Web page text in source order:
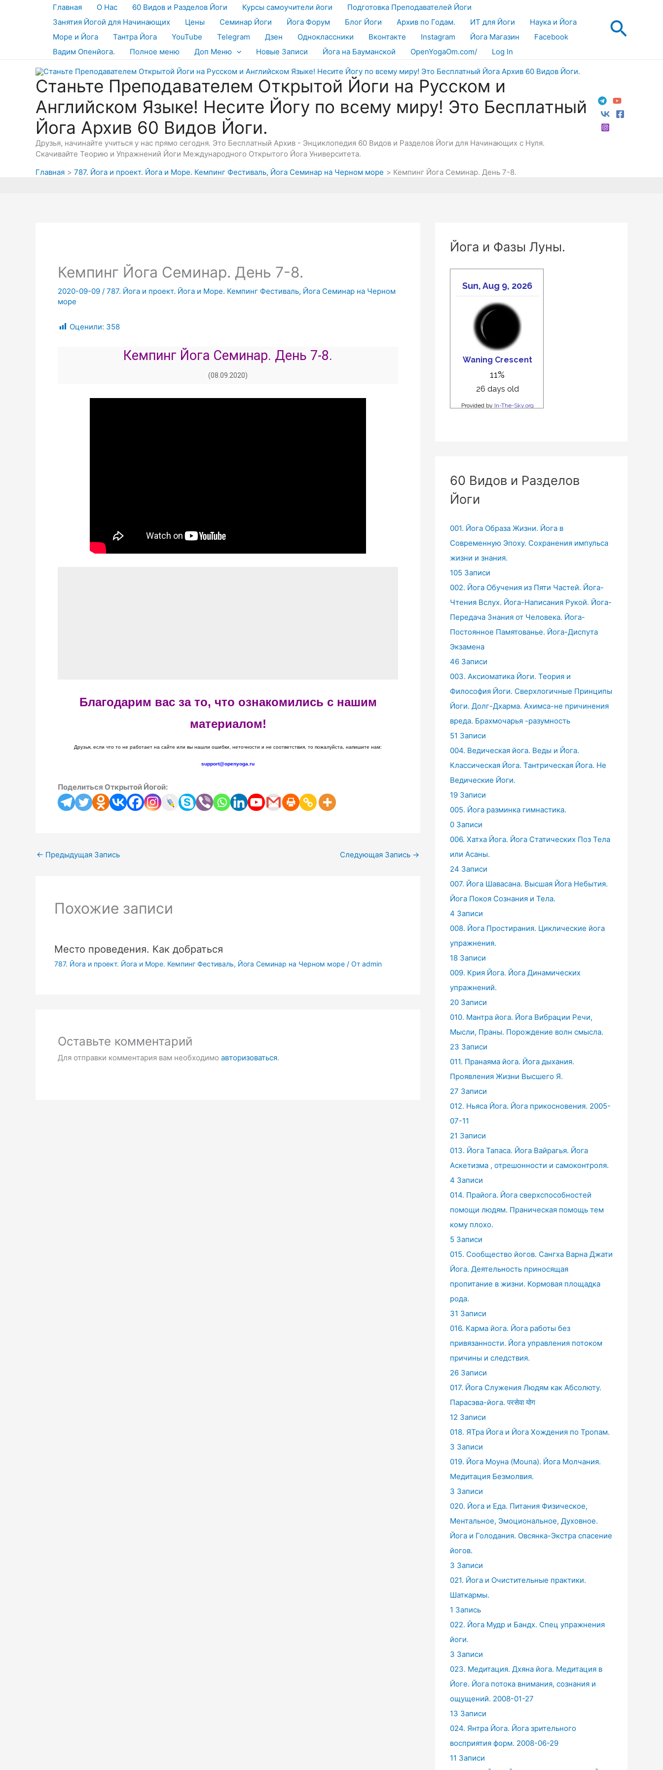
Главная О Нас 60 Видов и Разделов Йоги Курсы самоучители йоги
Подготовка Преподавателей Йоги
Занятия Йогой для Начинающих
Цены Семинар Йоги Йога Форум Блог Йоги Архив по Годам. ИТ для Йоги
Наука и Йога
Море и Йога
Тантра Йога YouTube Telegram Дзен Одноклассники Вконтакте Instagram Йога Магазин
Facebook
Вадим Опенйога.
Полное меню Доп Меню Новые Записи Йога на Бауманской OpenYogaOm.com/ Log In
Станьте Преподавателем Открытой Йоги на Русском и
Английском Языке! Несите Йогу по всему миру! Это Бесплатный
Йога Архив 60 Видов Йоги.
Друзья, начинайте учиться у нас прямо сегодня. Это Бесплатный Архив - Энциклопедия 60 Видов и Разделов Йоги для Начинающих с Нуля.
Скачивайте Теорию и Упражнений Йоги Международного Открытого Йога Университета.
Главная
787. Йога и проект. Йога и Море. Кемпинг Фестиваль, Йога Семинар на Черном море Кемпинг Йога Семинар. День 7-8.
Кемпинг Йога Семинар. День 7-8.
2020-09-09 / 787. Йога и проект. Йога и Море. Кемпинг Фестиваль, Йога Семинар на Черном
море
Оценили: 358
Кемпинг Йога Семинар. День 7-8.
(08.09.2020)
Благодарим вас за то, что ознакомились с нашим
материалом!
Друзья, если что то не работает на сайте или вы нашли ошибки, неточности и не соответствия, то пожалуйста, напишите нам:
support@openyoga.ru
Поделиться Открытой Йогой:
← Предыдущая Запись Следующая Запись →
Похожие записи
Место проведения. Как добраться
787. Йога и проект. Йога и Море. Кемпинг Фестиваль, Йога Семинар на Черном море/ От admin
Оставьте комментарий
Для отправки комментария вам необходимо авторизоваться.
Йога и Фазы Луны.
60 Видов и Разделов
Йоги
001. Йога Образа Жизни. Йога в
Современную Эпоху. Сохранения импульса
жизни и знания.
105 Записи
002. Йога Обучения из Пяти Частей. Йога-
Чтения Вслух. Йога-Написания Рукой. Йога-
Передача Знания от Человека. Йога-
Постоянное Памятованье. Йога-Диспута
Экзамена
46 Записи
003. Аксиоматика Йоги. Теория и
Философия Йоги. Сверхлогичные Принципы
Йоги. Долг-Дхарма. Ахимса-не причинения
вреда. Брахмочарья -разумность
51 Записи
004. Ведическая йога. Веды и Йога.
Классическая Йога. Тантрическая Йога. Не
Ведические Йоги.
19 Записи
005. Йога разминка гимнастика.
0 Записи
006. Хатха Йога. Йога Статических Поз Тела
или Асаны.
24 Записи
007. Йога Шавасана. Высшая Йога Небытия.
Йога Покоя Сознания и Тела.
4 Записи
008. Йога Простирания. Циклические йога
упражнения.
18 Записи
009. Крия Йога. Йога Динамических
упражнений.
20 Записи
010. Мантра йога. Йога Вибрации Речи,
Мысли, Праны. Порождение волн смысла.
23 Записи
011. Пранаяма йога. Йога дыхания.
Проявления Жизни Высшего Я.
27 Записи
012. Ньяса Йога. Йога прикосновения. 2005-
07-11
21 Записи
013. Йога Тапаса. Йога Вайрагья. Йога
Аскетизма , отрешонности и самоконтроля.
4 Записи
014. Прайога. Йога сверхспособностей
помощи людям. Праническая помощь тем
кому плохо.
5 Записи
015. Сообщество йогов. Сангха Варна Джати
Йога. Деятельность приносящая
пропитание в жизни. Кормовая площадка
рода.
31 Записи
016. Карма йога. Йога работы без
привязанности. Йога управления потоком
причины и следствия.
26 Записи
017. Йога Служения Людям как Абсолюту.
Парасэва-йога. परसेवा योग
12 Записи
018. ЯТра Йога и Йога Хождения по Тропам.
3 Записи
019. Йога Моуна (Mouna). Йога Молчания.
Медитация Безмолвия.
3 Записи
020. Йога и Еда. Питания Физическое,
Ментальное, Эмоциональное, Духовное.
Йога и Голодания. Овсянка-Экстра спасение
йогов.
3 Записи
021. Йога и Очистительные практики.
Шаткармы.
1 Запись
022. Йога Мудр и Бандх. Спец упражнения
йоги.
3 Записи
023. Медитация. Дхяна йога. Медитация в
Йоге. Йога потока внимания, сознания и
ощущений. 2008-01-27
13 Записи
024. Янтра Йога. Йога зрительного
восприятия форм. 2008-06-29
11 Записи